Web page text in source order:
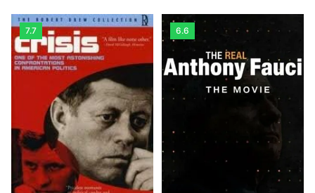
7.7 6.6